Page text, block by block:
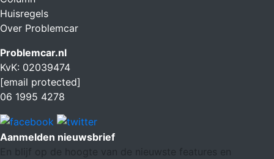
Huisregels
Over Problemcar
Problemcar.nl
KvK: 02039474
[email protected]
06 1995 4278
Aanmelden nieuwsbrief
En blijf op de hoogte van de nieuwste features en